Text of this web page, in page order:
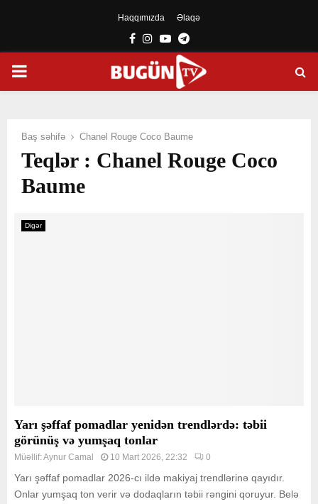
Haqqımızda Əlaqə
Facebook
Instagram
YoutubeTelegram
PRIMARY
Baş səhifə Chanel Rouge Coco Baume
Teqlər : Chanel Rouge Coco
Baume
Digər
Yarı şəffaf pomadlar yenidən trendlərdə: təbii
görünüş və yumşaq tonlar
Müəllif:Aynur Camal 10 Mart 2026, 22:32 0
Yarı şəffaf pomadlar 2026-cı ildə makiyaj trendlərinə qayıdır.
Onlar yumşaq ton verir və dodaqların təbii rəngini qoruyur. Belə